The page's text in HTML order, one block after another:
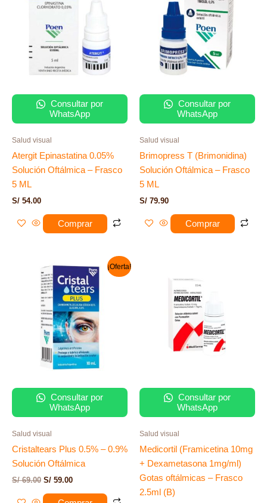
Consultar por
WhatsApp
Salud visual
Atergit Epinastatina 0.05%
Solución Oftálmica – Frasco
5 ML
S/ 54.00
Comprar
Consultar por
WhatsApp
Salud visual
Brimopress T (Brimonidina)
Solución Oftálmica – Frasco
5 ML
S/ 79.90
Comprar
¡Oferta!
Consultar por
WhatsApp
Salud visual
Cristaltears Plus 0.5% – 0.9%
Solución Oftálmica
S/69.00
precio
original
era:
S/ 69.00.
S/ 59.00
El
precio
actual
es:
S/ 59.00.
Consultar por
WhatsApp
Salud visual
Medicortil (Framicetina 10mg
+ Dexametasona 1mg/ml)
Gotas oftálmicas – Frasco
2.5ml (B)